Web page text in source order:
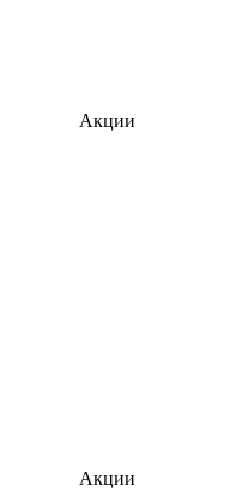
Акции
Акции